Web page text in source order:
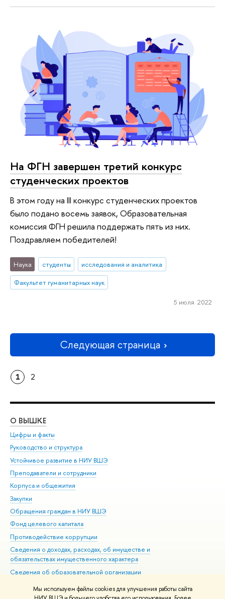
Мы используем файлы cookies для улучшения работы сайта
На ФГН завершен третий конкурс
студенческих проектов
В этом году на III конкурс студенческих проектов
было подано восемь заявок, Образовательная
комиссия ФГН решила поддержать пять из них.
Поздравляем победителей!
Наука студенты
исследования и аналитика
Факультет гуманитарных наук
5 июля 2022
Следующая страница
1 2
О ВЫШКЕ
Цифры и факты
Руководство и структура
Устойчивое развитие в НИУ ВШЭ
Преподаватели и сотрудники
Корпуса и общежития
Закупки
Обращения граждан в НИУ ВШЭ
Фонд целевого капитала
Противодействие коррупции
Сведения о доходах, расходах, об имуществе и
обязательствах имущественного характера
Сведения об образовательной организации
Людям с ограниченными возможностями здоровья